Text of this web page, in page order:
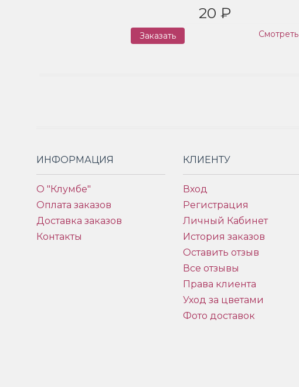
20 ₽
Заказать Смотреть
ИНФОРМАЦИЯ
О "Клумбе"
Оплата заказов
Доставка заказов
Контакты
КЛИЕНТУ
Вход
Регистрация
Личный Кабинет
История заказов
Оставить отзыв
Все отзывы
Права клиента
Уход за цветами
Фото доставок